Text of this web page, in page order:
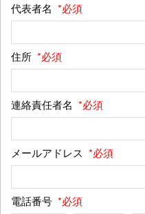
代表者名 *必須
住所 *必須
連絡責任者名 *必須
メールアドレス *必須
電話番号 *必須